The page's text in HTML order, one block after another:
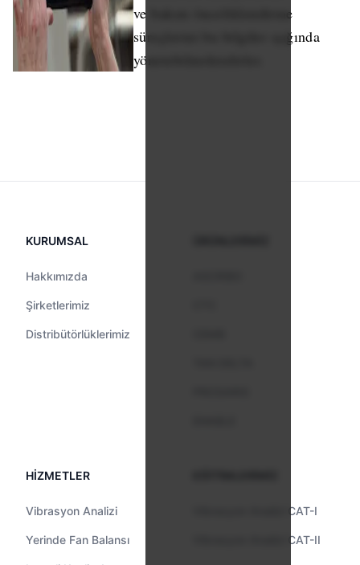
ve bakım önceliklendirme
süreçlerini bu bilgiler ışığında
yönetebilmektedirler.
KURUMSAL
Hakkımızda
Şirketlerimiz
Distribütörlüklerimiz
HİZMETLER
Vibrasyon Analizi
Yerinde Fan Balansı
Vibrasyon Analizi CAT-I
Vibrasyon Analizi CAT-II